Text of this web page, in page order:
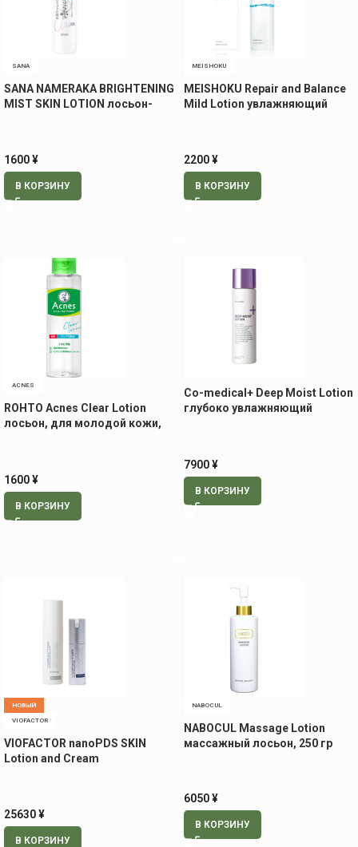
SANA
SANA NAMERAKA BRIGHTENING
MIST SKIN LOTION лосьон-
1600¥
В КОРЗИНУ
MEISHOKU
MEISHOKU Repair and Balance
Mild Lotion увлажняющий
2200¥
В КОРЗИНУ
ACNES
ROHTO Acnes Clear Lotion
лосьон, для молодой кожи,
1600¥
В КОРЗИНУ
Co-medical+ Deep Moist Lotion
глубоко увлажняющий
7900¥
В КОРЗИНУ
НОВЫЙ
VIOFACTOR
VIOFACTOR nanoPDS SKIN
Lotion and Cream
25630¥
В КОРЗИНУ
NABOCUL
NABOCUL Massage Lotion
массажный лосьон, 250 гр
6050¥
В КОРЗИНУ